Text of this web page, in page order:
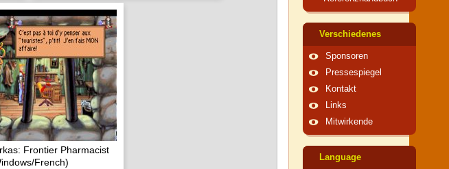
Frontier Pharmacist
French)
Verschiedenes
Sponsoren
Pressespiegel
Kontakt
Links
Mitwirkende
Language